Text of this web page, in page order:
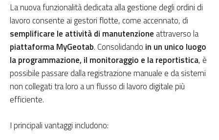
La nuova funzionalità dedicata alla gestione degli ordini di
lavoro consente ai gestori flotte, come accennato, di
semplificare le attività di manutenzione attraverso la
piattaforma MyGeotab. Consolidando in un unico luogo
la programmazione, il monitoraggio e la reportistica, è
possibile passare dalla registrazione manuale e da sistemi
non collegati tra loro a un flusso di lavoro digitale più
efficiente.
I principali vantaggi includono: